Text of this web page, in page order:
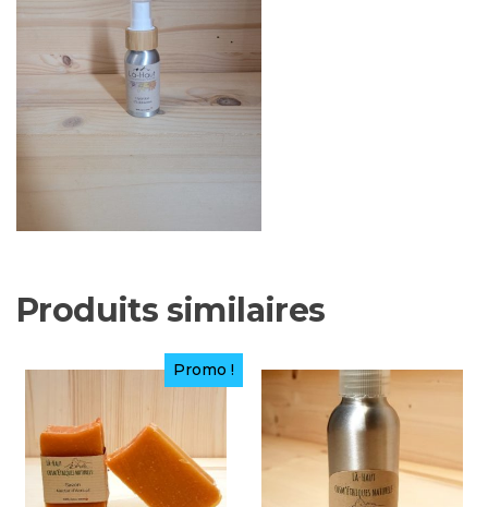
Produits similaires
Promo !